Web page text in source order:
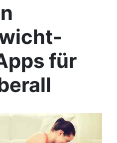
für